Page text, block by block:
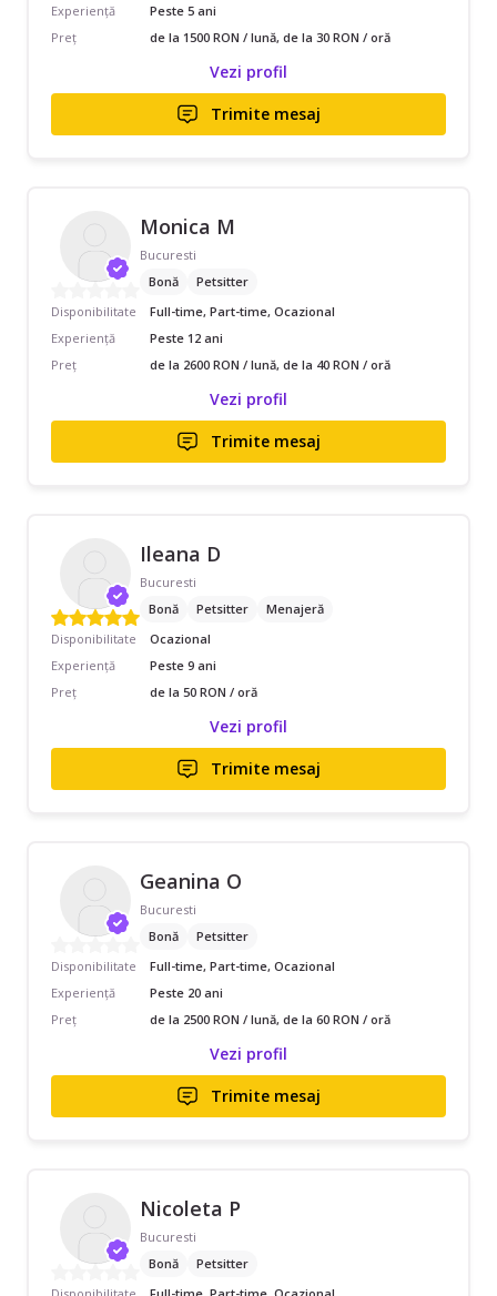
Experiență
Peste 5 ani
Preț
de la 1500 RON / lună, de la 30 RON / oră
Vezi profil
Trimite mesaj
Monica M
Bucuresti
Bonă
Petsitter
Disponibilitate
Full-time, Part-time, Ocazional
Experiență
Peste 12 ani
Preț
de la 2600 RON / lună, de la 40 RON / oră
Vezi profil
Trimite mesaj
Ileana D
Bucuresti
Bonă
Petsitter
Menajeră
Disponibilitate
Ocazional
Experiență
Peste 9 ani
Preț
de la 50 RON / oră
Vezi profil
Trimite mesaj
Geanina O
Bucuresti
Bonă
Petsitter
Disponibilitate
Full-time, Part-time, Ocazional
Experiență
Peste 20 ani
Preț
de la 2500 RON / lună, de la 60 RON / oră
Vezi profil
Trimite mesaj
Nicoleta P
Bucuresti
Bonă
Petsitter